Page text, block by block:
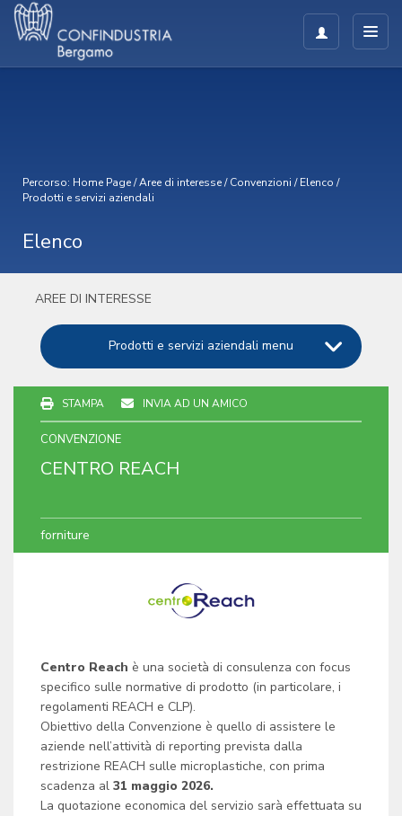
Percorso: Home Page/Aree di interesse/Convenzioni /Elenco /
Prodotti e servizi aziendali
Elenco
AREE DI INTERESSE
Prodotti e servizi aziendali menu
STAMPA INVIA AD UN AMICO
CONVENZIONE
CENTRO REACH
forniture
Centro Reach è una società di consulenza con focus
specifico sulle normative di prodotto (in particolare, i
regolamenti REACH e CLP).
Obiettivo della Convenzione è quello di assistere le
aziende nell’attività di reporting prevista dalla
restrizione REACH sulle microplastiche, con prima
scadenza al 31 maggio 2026.
La quotazione economica del servizio sarà effettuata su